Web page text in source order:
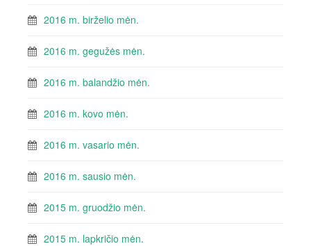
2016 m. birželio mėn.
2016 m. gegužės mėn.
2016 m. balandžio mėn.
2016 m. kovo mėn.
2016 m. vasario mėn.
2016 m. sausio mėn.
2015 m. gruodžio mėn.
2015 m. lapkričio mėn.